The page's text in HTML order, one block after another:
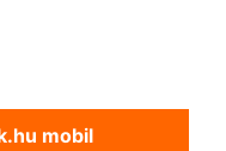
mobil